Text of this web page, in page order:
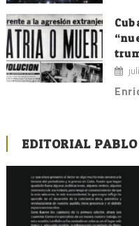
EDITORIAL PABLO